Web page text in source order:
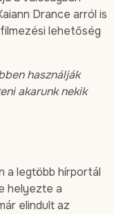
Drance arról is
lehetőség
használják
akarunk nekik
a legtöbb hírportál
helyezte a
elindult az